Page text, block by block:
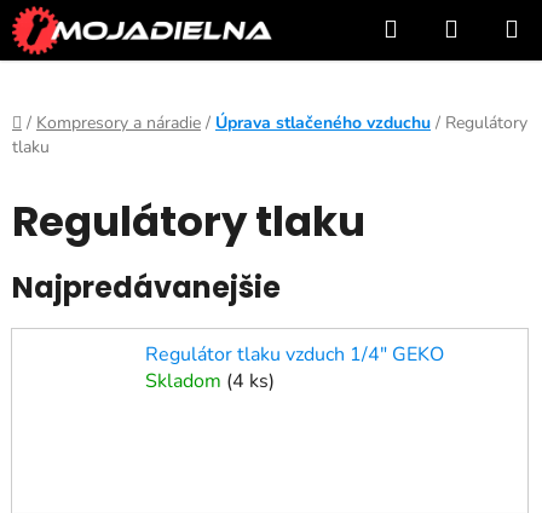
Prejsť
na
obsah
Hľadať
KOŠÍK
Domov
/ Kompresory a náradie / Úprava stlačeného vzduchu / Regulátory
tlaku
Regulátory tlaku
Najpredávanejšie
Regulátor tlaku vzduch 1/4" GEKO
Skladom (4 ks)